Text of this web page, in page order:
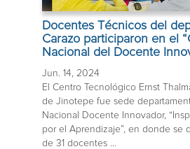
Docentes Técnicos del
Carazo participaron en el
Nacional del Docente
Jun. 14, 2024
El Centro Tecnológico Ernst
de Jinotepe fue sede
Nacional Docente Innovador,
por el Aprendizaje”, en donde se
de 31 docentes ...